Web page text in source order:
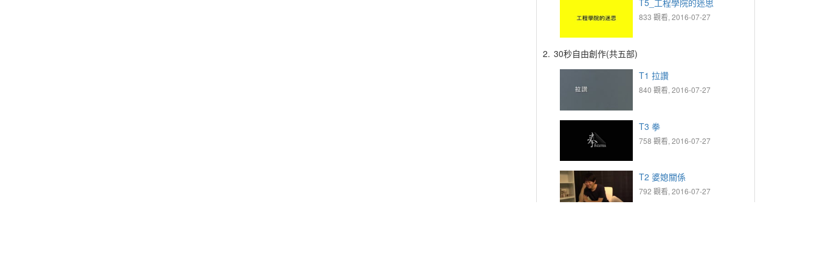
T5_工程學院的迷思
833 觀看, 2016-07-27
2. 30秒自由創作(共五部)
T1 拉讚
840 觀看, 2016-07-27
T3 拳
758 觀看, 2016-07-27
T2 婆媳關係
792 觀看, 2016-07-27